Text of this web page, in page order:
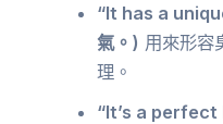
“It has a
氣。) 用來形容
理。
“It’s a